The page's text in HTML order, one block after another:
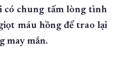
CẮT ĐIỆN
có chung tấm lòng tình
máu hồng để trao lại
may mắn.